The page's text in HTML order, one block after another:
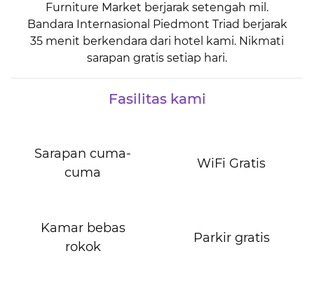
Furniture Market berjarak setengah mil.
Bandara Internasional Piedmont Triad berjarak
35 menit berkendara dari hotel kami. Nikmati
sarapan gratis setiap hari.
Fasilitas kami
Sarapan cuma-
cuma
WiFi Gratis
Kamar bebas
rokok
Parkir gratis